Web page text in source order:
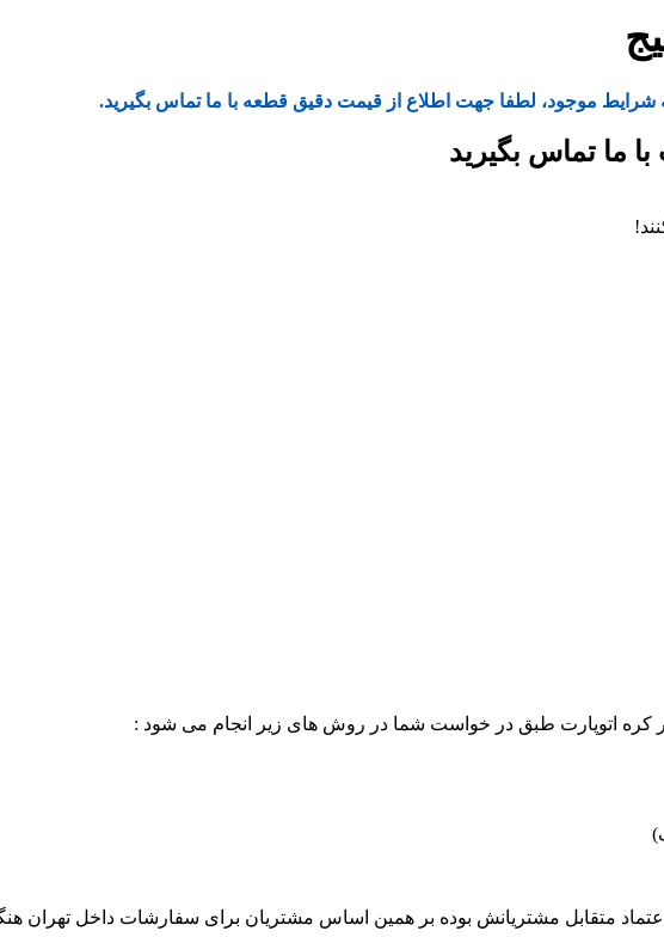
شرایط موجود، لطفا جهت اطلاع از قیمت دقیق قطعه با ما تماس بگیرید.
ما تماس بگیرید
کره اتوپارت طبق در خواست شما در روش های زیر انجام می شود :
متقابل مشتریانش بوده بر همین اساس مشتریان برای سفارشات داخل تهران